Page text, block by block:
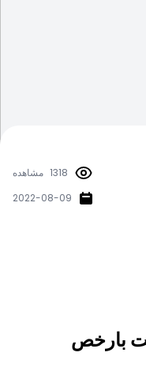
1318 مشاهده
2022-08-09
بارخص